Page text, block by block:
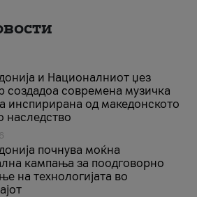
и Националниот џез
создадоа современа музичка
инспирирана од македонското
наследство
почнува моќна
кампања за поодговорно
на технологијата во